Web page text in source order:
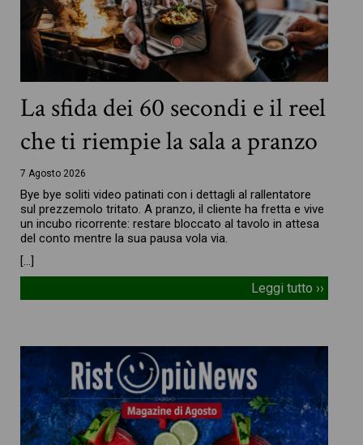
La sfida dei 60 secondi e il reel
che ti riempie la sala a pranzo
7 Agosto 2026
Bye bye soliti video patinati con i dettagli al rallentatore
sul prezzemolo tritato. A pranzo, il cliente ha fretta e vive
un incubo ricorrente: restare bloccato al tavolo in attesa
del conto mentre la sua pausa vola via.
[…]
Leggi tutto ››